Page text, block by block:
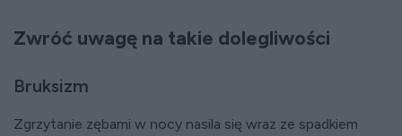
Zwróć uwagę na takie dolegliwości
Bruksizm
Zgrzytanie zębami w nocy nasila się wraz ze spadkiem